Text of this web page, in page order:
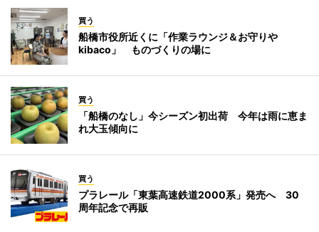
買う
船橋市役所近くに「作業ラウンジ＆お守りや
kibaco」 ものづくりの場に
買う
「船橋のなし」今シーズン初出荷 今年は雨に恵ま
れ大玉傾向に
買う
プラレール「東葉高速鉄道2000系」発売へ 30
周年記念で再販